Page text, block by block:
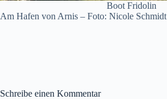
Boot Fridolin
Am Hafen von Arnis – Foto: Nicole Schmidt
Schreibe einen Kommentar